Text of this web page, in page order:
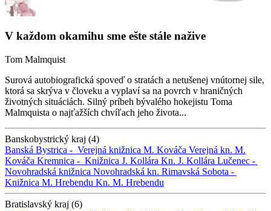
V každom okamihu sme ešte stále nažive
Tom Malmquist
Surová autobiografická spoveď o stratách a netušenej vnútornej sile,
ktorá sa skrýva v človeku a vyplaví sa na povrch v hraničných
životných situáciách. Silný príbeh bývalého hokejistu Toma
Malmquista o najťažších chvíľach jeho života...
Banskobystrický kraj (4)
Banská Bystrica - Verejná knižnica M. Kováča Verejná kn. M.
Kováča Kremnica - Knižnica J. Kollára Kn. J. Kollára Lučenec -
Novohradská knižnica Novohradská kn. Rimavská Sobota -
Knižnica M. Hrebendu Kn. M. Hrebendu
Bratislavský kraj (6)